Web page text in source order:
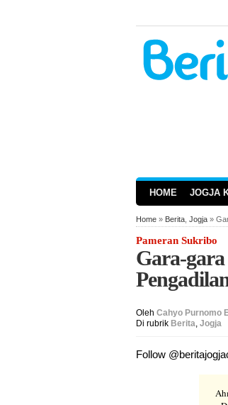
HOME JOGJA
Home » Berita Jogja »
Pameran Sukribo
Gara-
Oleh Cahyo Purnomo
Di rubrik Berita, Jogja
Follow